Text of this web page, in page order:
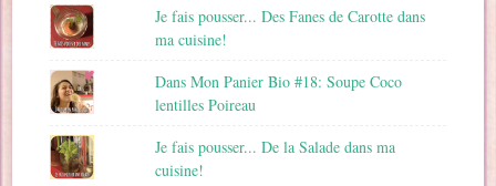
Je fais pousser... Des Fanes de Carotte dans
ma cuisine!
Dans Mon Panier Bio #18: Soupe Coco
lentilles Poireau
Je fais pousser... De la Salade dans ma
cuisine!